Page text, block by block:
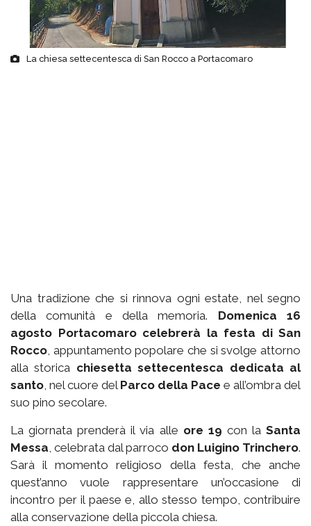
La chiesa settecentesca di San Rocco a Portacomaro
Una tradizione che si rinnova ogni estate, nel segno
della comunità e della memoria. Domenica 16
agosto Portacomaro celebrerà la festa di San
Rocco , appuntamento popolare che si svolge attorno
alla storica chiesetta settecentesca dedicata al
santo , nel cuore del Parco della Pace e all’ombra del
suo pino secolare.
La giornata prenderà il via alle ore 19 con laSanta
Messa , celebrata dal parroco don Luigino Trinchero.
Sarà il momento religioso della festa, che anche
quest’anno vuole rappresentare un’occasione di
incontro per il paese e, allo stesso tempo, contribuire
alla conservazione della piccola chiesa.